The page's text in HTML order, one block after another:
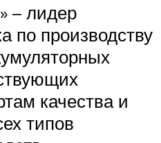
– лидер
по производству
качества и
типов